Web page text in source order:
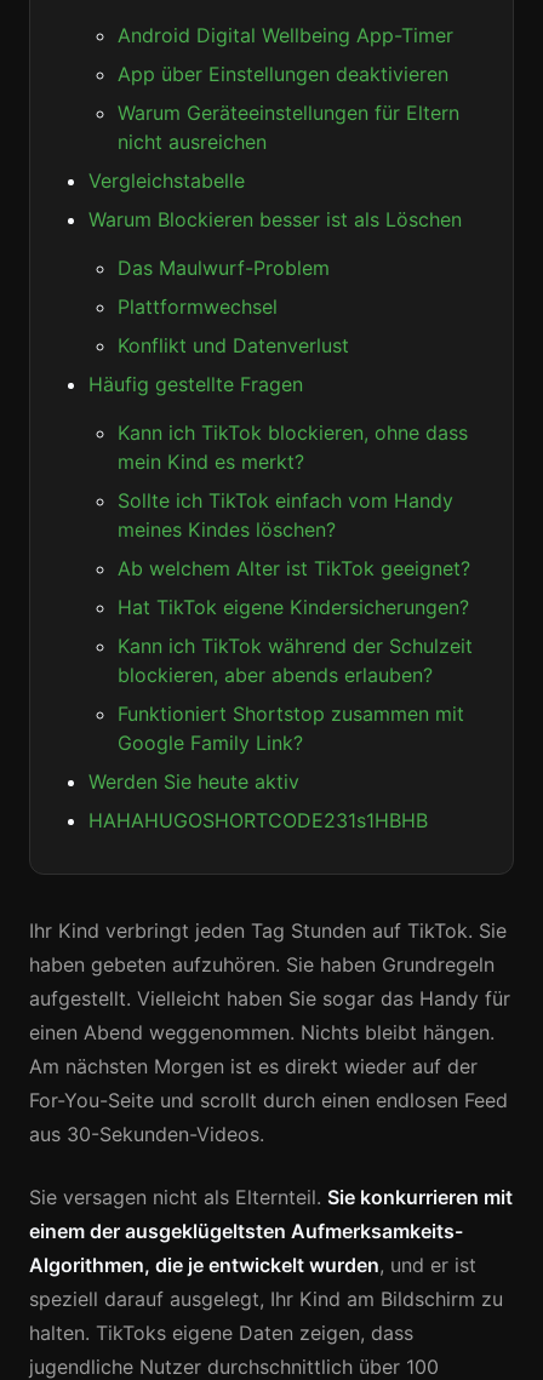
Android Digital Wellbeing App-Timer
App über Einstellungen deaktivieren
Warum Geräteeinstellungen für Eltern
nicht ausreichen
Vergleichstabelle
Warum Blockieren besser ist als Löschen
Das Maulwurf-Problem
Plattformwechsel
Konflikt und Datenverlust
Häufig gestellte Fragen
Kann ich TikTok blockieren, ohne dass
mein Kind es merkt?
Sollte ich TikTok einfach vom Handy
meines Kindes löschen?
Ab welchem Alter ist TikTok geeignet?
Hat TikTok eigene Kindersicherungen?
Kann ich TikTok während der Schulzeit
blockieren, aber abends erlauben?
Funktioniert Shortstop zusammen mit
Google Family Link?
Werden Sie heute aktiv
HAHAHUGOSHORTCODE231s1HBHB
Ihr Kind verbringt jeden Tag Stunden auf TikTok. Sie
haben gebeten aufzuhören. Sie haben Grundregeln
aufgestellt. Vielleicht haben Sie sogar das Handy für
einen Abend weggenommen. Nichts bleibt hängen.
Am nächsten Morgen ist es direkt wieder auf der
For-You-Seite und scrollt durch einen endlosen Feed
aus 30-Sekunden-Videos.
Sie versagen nicht als Elternteil. Sie konkurrieren mit
einem der ausgeklügeltsten Aufmerksamkeits-
Algorithmen, die je entwickelt wurden, und er ist
speziell darauf ausgelegt, Ihr Kind am Bildschirm zu
halten. TikToks eigene Daten zeigen, dass
jugendliche Nutzer durchschnittlich über 100